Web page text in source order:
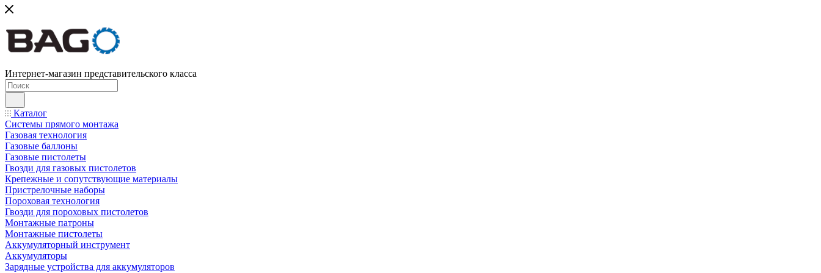
Интернет-магазин представительского класса
Каталог
Системы прямого монтажа
Газовая технология
Газовые баллоны
Газовые пистолеты
Гвозди для газовых пистолетов
Крепежные и сопутствующие материалы
Пристрелочные наборы
Пороховая технология
Гвозди для пороховых пистолетов
Монтажные патроны
Монтажные пистолеты
Аккумуляторный инструмент
Аккумуляторы
Зарядные устройства для аккумуляторов